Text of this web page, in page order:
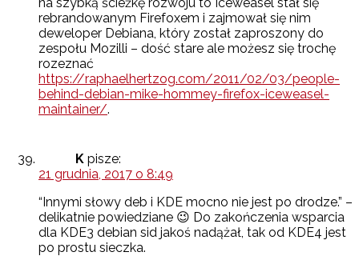
rebrandowanym Firefoxem i zajmował się nim
deweloper Debiana, który został zaproszony do
zespołu Mozilli – dość stare ale możesz się trochę
rozeznać
https://raphaelhertzog.com/2011/02/03/people-
behind-debian-mike-hommey-firefox-iceweasel-
maintainer/.
K pisze:
21 grudnia, 2017 o 8:49
“Innymi słowy deb i KDE mocno nie jest po drodze.” –
delikatnie powiedziane 😉 Do zakończenia wsparcia
dla KDE3 debian sid jakoś nadążał, tak od KDE4 jest
po prostu sieczka.